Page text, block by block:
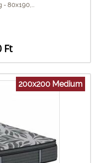
80x190,...
Ft
200x200 Medium